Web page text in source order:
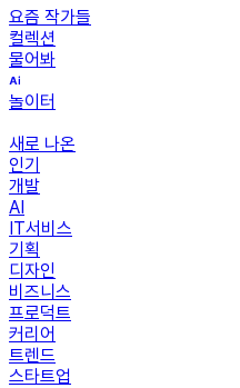
요즘 작가들
컬렉션
물어봐
놀이터
새로 나온
인기
개발
AI
IT서비스
기획
디자인
비즈니스
프로덕트
커리어
트렌드
스타트업